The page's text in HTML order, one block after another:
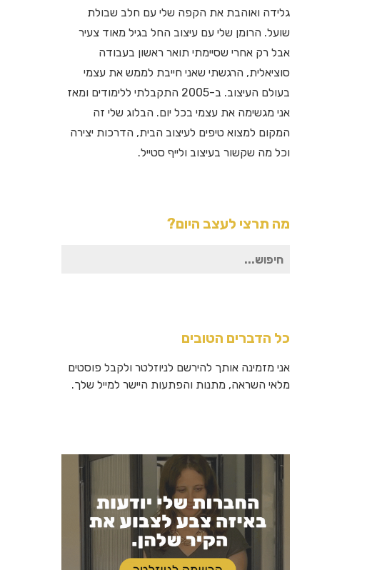
גלידה ואוהבת את הקפה שלי עם חלב שבולת
שועל. הרומן שלי עם עיצוב החל בגיל מאוד צעיר
אבל רק אחרי שסיימתי תואר ראשון בעבודה
סוציאלית, הרגשתי שאני חייבת לממש את עצמי
בעולם העיצוב. ב-2005 התקבלתי ללימודים ומאז
אני מגשימה את עצמי בכל יום. הבלוג שלי זה
המקום למצוא טיפים לעיצוב הבית, הדרכות יצירה
וכל מה שקשור בעיצוב ולייף סטייל.
מה תרצי לעצב היום?
חיפוש
כל הדברים הטובים
אני מזמינה אותך להירשם לניוזלטר ולקבל פוסטים
מלאי השראה, מתנות והפתעות היישר למייל שלך.